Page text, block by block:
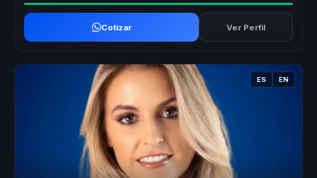
Cotizar Ver Perfil
ES EN